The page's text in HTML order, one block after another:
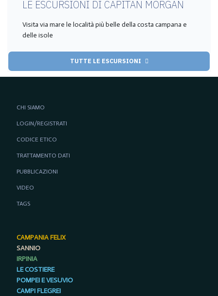
LE ESCURSIONI DI CAPITAN MORGAN
Visita via mare le località più belle della costa campana e
delle isole
TUTTE LE ESCURSIONI
CHI SIAMO
LOGIN/REGISTRATI
CODICE ETICO
TRATTAMENTO DATI
PUBBLICAZIONI
VIDEO
TAGS
CAMPANIA FELIX
SANNIO
IRPINIA
LE COSTIERE
POMPEI E VESUVIO
CAMPI FLEGREI